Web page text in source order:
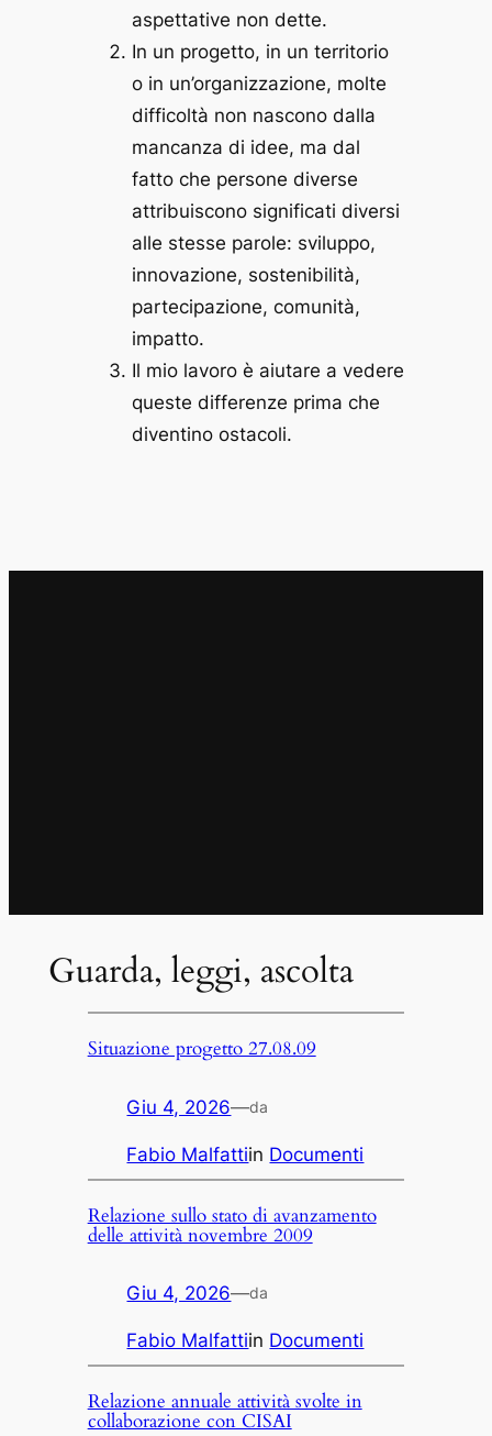
aspettative non dette.
In un progetto, in un territorio
o in un’organizzazione, molte
difficoltà non nascono dalla
mancanza di idee, ma dal
fatto che persone diverse
attribuiscono significati diversi
alle stesse parole: sviluppo,
innovazione, sostenibilità,
partecipazione, comunità,
impatto.
Il mio lavoro è aiutare a vedere
queste differenze prima che
diventino ostacoli.
Guarda, leggi, ascolta
Situazione progetto 27.08.09
Giu 4, 2026—da
Fabio Malfattiin Documenti
Relazione sullo stato di avanzamento
delle attività novembre 2009
Giu 4, 2026—da
Fabio Malfattiin Documenti
Relazione annuale attività svolte in
collaborazione con CISAI